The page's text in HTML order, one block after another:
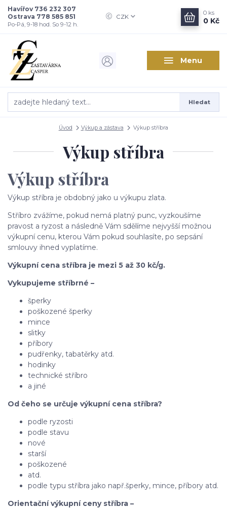
Menu
CZK
Hledat
Havířov 736 232 307
Ostrava 778 585 851
Po-Pá, 9-18 hod. So 9-12 h.
0 ks
0 Kč
Úvod Výkup a zástava Výkup stříbra
Výkup stříbra
Výkup stříbra
Výkup stříbra je obdobný jako u výkupu zlata.
Stříbro zvážíme, pokud nemá platný punc, vyzkoušíme
pravost a ryzost a následně Vám sdělíme nejvyšší možnou
výkupní cenu, kterou Vám pokud souhlasíte, po sepsání
smlouvy ihned vyplatíme.
Výkupní cena stříbra je mezi 5 až 30 kč/g.
Vykupujeme stříbrné –
šperky
poškozené šperky
mince
slitky
příbory
pudřenky, tabatěrky atd.
hodinky
technické stříbro
a jiné
Od čeho se určuje výkupní cena stříbra?
podle ryzosti
podle stavu
nové
starší
poškozené
atd.
podle typu stříbra jako např.šperky, mince, příbory atd.
Orientační výkupní ceny stříbra –